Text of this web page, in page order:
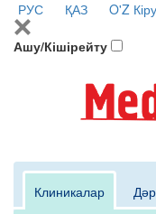
РУС ҚАЗ O'Z Кіру
Ашу/Кішірейту
Клиникалар